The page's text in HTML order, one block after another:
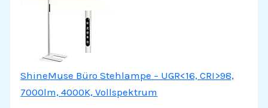
ShineMuse Büro Stehlampe – UGR<16, CRI>98,
7000lm, 4000K, Vollspektrum